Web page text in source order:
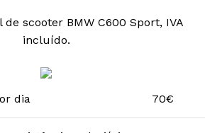
scooter BMW C600 Sport, IVA
incluído.
dia 70€